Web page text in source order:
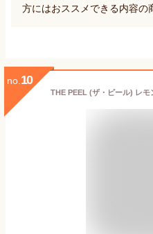
方にはおススメできる内容の
no. 10